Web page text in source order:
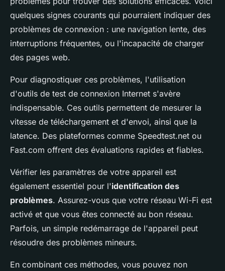
quelques signes courants qui pourraient indiquer des
problèmes de connexion : une navigation lente, des
interruptions fréquentes, ou l'incapacité de charger
des pages web.
Pour diagnostiquer ces problèmes, l'utilisation
d'outils de test de connexion Internet s'avère
indispensable. Ces outils permettent de mesurer la
vitesse de téléchargement et d'envoi, ainsi que la
latence. Des plateformes comme Speedtest.net ou
Fast.com offrent des évaluations rapides et fiables.
Vérifier les paramètres de votre appareil est
également essentiel pour l'identification des
problèmes. Assurez-vous que votre réseau Wi-Fi est
activé et que vous êtes connecté au bon réseau.
Parfois, un simple redémarrage de l'appareil peut
résoudre des problèmes mineurs.
En combinant ces méthodes, vous pouvez non